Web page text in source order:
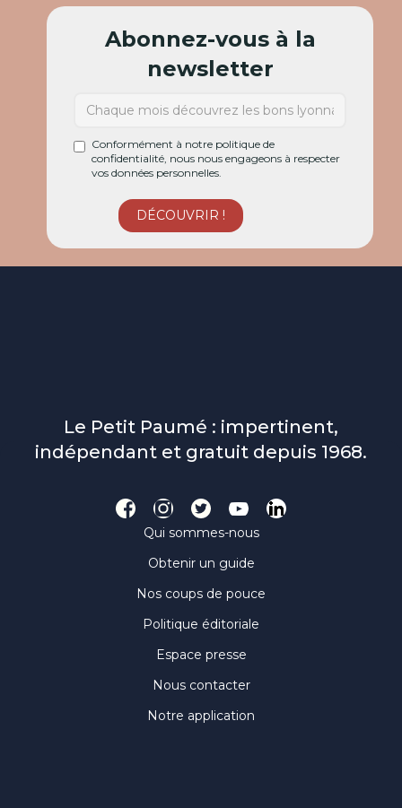
Abonnez-vous à la
newsletter
Conformément à notre politique de
confidentialité, nous nous engageons à respecter
vos données personnelles.
Le Petit Paumé : impertinent,
indépendant et gratuit depuis 1968.
Qui sommes-nous
Obtenir un guide
Nos coups de pouce
Politique éditoriale
Espace presse
Nous contacter
Notre application